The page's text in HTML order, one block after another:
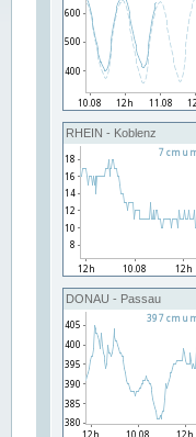
RHEIN - Koblenz
DONAU - Passau